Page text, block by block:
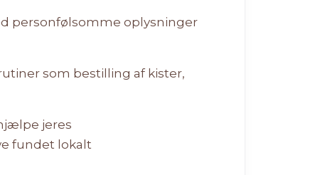
personfølsomme oplysninger
som bestilling af kister,
jeres
fundet lokalt